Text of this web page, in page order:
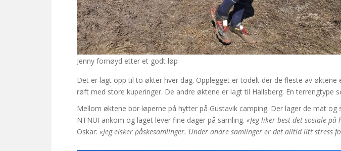
Jenny fornøyd etter et godt løp
Det er lagt opp til to økter hver dag. Opplegget er todelt der de fleste av
røft med store kuperinger. De andre øktene er lagt til Hallsberg. En terrengtype
Mellom øktene bor løperne på hytter på Gustavik camping. Der lager de mat
NTNUI ankom og laget lever fine dager på samling. «Jeg liker best det sosiale på
Oskar: «Jeg elsker påskesamlinger. Under andre samlinger er det alltid litt stress